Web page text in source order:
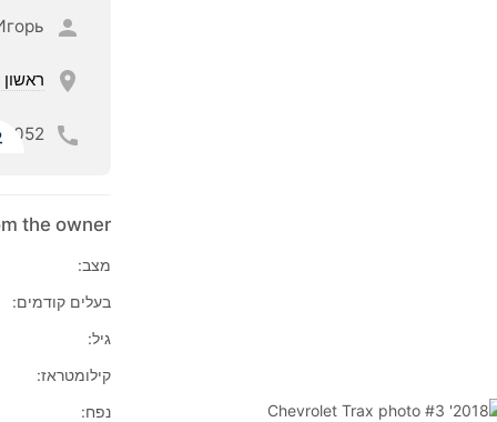
ראשון
052
the owner
מצב:
בעלים קודמים:
גיל:
קילומטראז:
נפח: